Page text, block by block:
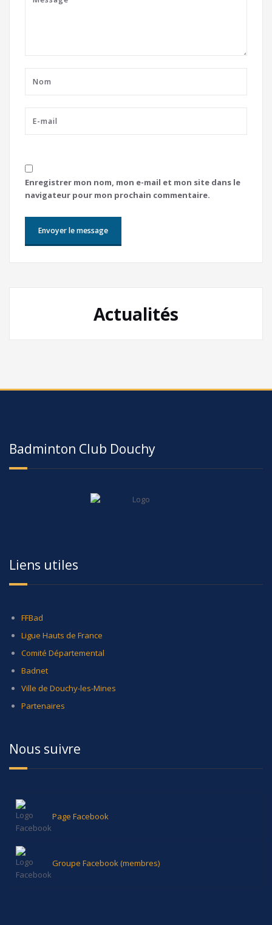
Enregistrer mon nom, mon e-mail et mon site dans le
navigateur pour mon prochain commentaire.
Actualités
Badminton Club Douchy
Liens utiles
FFBad
Ligue Hauts de France
Comité Départemental
Badnet
Ville de Douchy-les-Mines
Partenaires
Nous suivre
Page Facebook
Groupe Facebook (membres)